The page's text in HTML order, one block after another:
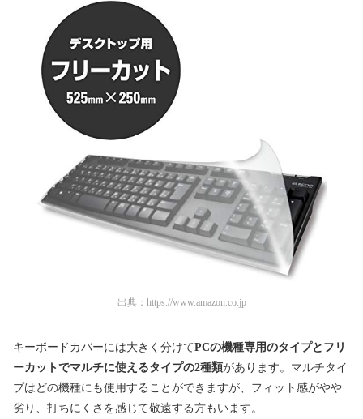
出典： https://www.amazon.co.jp
キーボードカバーには大きく分けてPCの機種専用のタイプとフリ
ーカットでマルチに使えるタイプの2種類があります。マルチタイ
プはどの機種にも使用することができますが、フィット感がやや
劣り、打ちにくさを感じて敬遠する方もいます。